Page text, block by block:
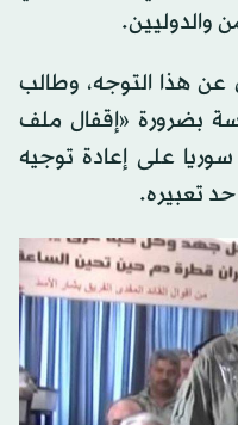
والدوليين.
عن هذا التوجه، وطالب
بضرورة «إقفال ملف
على إعادة توجيه
تعبيره.